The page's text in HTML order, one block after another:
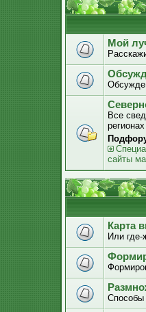
Мой
Все
регионах
сайты
Карта
Или
Способы